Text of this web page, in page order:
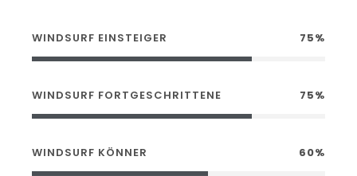
WINDSURF EINSTEIGER 75%
WINDSURF FORTGESCHRITTENE 75%
WINDSURF KÖNNER 60%